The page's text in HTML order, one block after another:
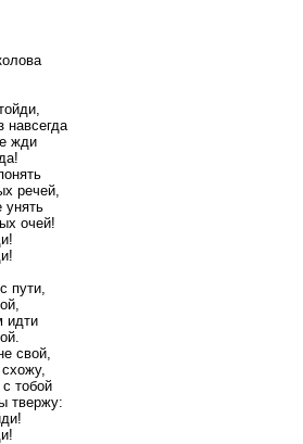
навсегда
жди
речей,
унять
очей!
пути,
идти
свой,
тобой
твержу: